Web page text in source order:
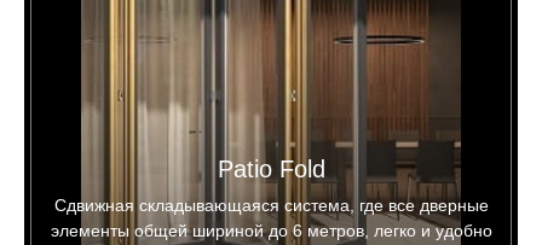
Patio Fold
Сдвижная складывающаяся система, где все дверные
элементы общей шириной до 6 метров, легко и удобно